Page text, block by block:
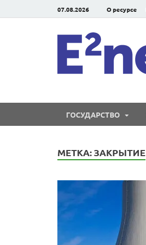
07.08.2026 О ресурсе
ГОСУДАРСТВО
МЕТКА:ЗАКРЫТИЕ